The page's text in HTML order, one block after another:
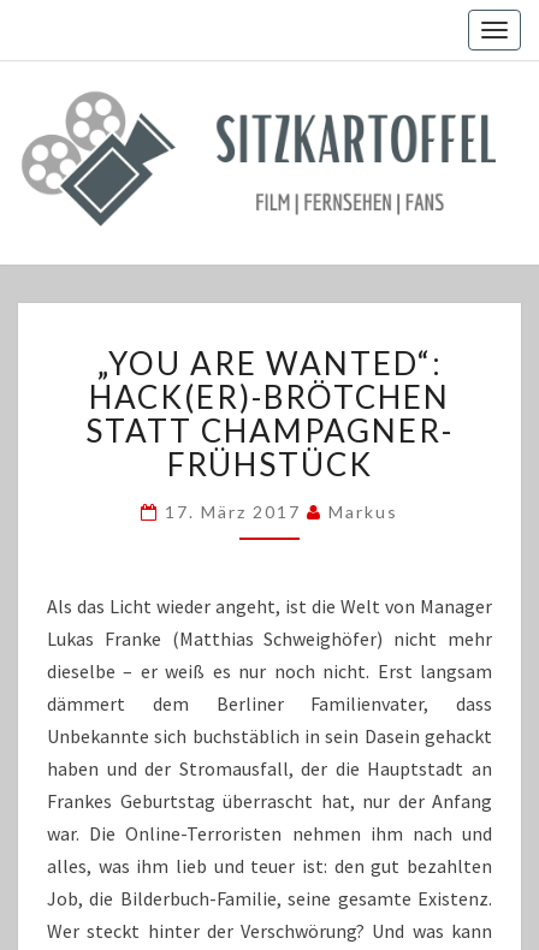
ARE
WANTED“:
HACK(ER)-
BRÖTCHEN
STATT
FRÜHSTÜCK
„YOU ARE WANTED“:
HACK(ER)-BRÖTCHEN
STATT CHAMPAGNER-
FRÜHSTÜCK
17. März 2017 Markus
Als das Licht wieder angeht, ist die Welt von Manager
Lukas Franke (Matthias Schweighöfer) nicht mehr
dieselbe – er weiß es nur noch nicht. Erst langsam
dämmert dem Berliner Familienvater, dass
Unbekannte sich buchstäblich in sein Dasein gehackt
haben und der Stromausfall, der die Hauptstadt an
Frankes Geburtstag überrascht hat, nur der Anfang
war. Die Online-Terroristen nehmen ihm nach und
alles, was ihm lieb und teuer ist: den gut bezahlten
Job, die Bilderbuch-Familie, seine gesamte Existenz.
Wer steckt hinter der Verschwörung? Und was kann